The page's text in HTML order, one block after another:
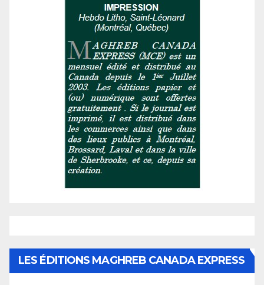
LES ÉDITIONS MAGHREB CANADA EXPRESS